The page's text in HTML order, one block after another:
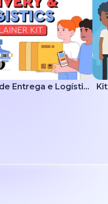
Kit Explicativo de Entrega e Logística